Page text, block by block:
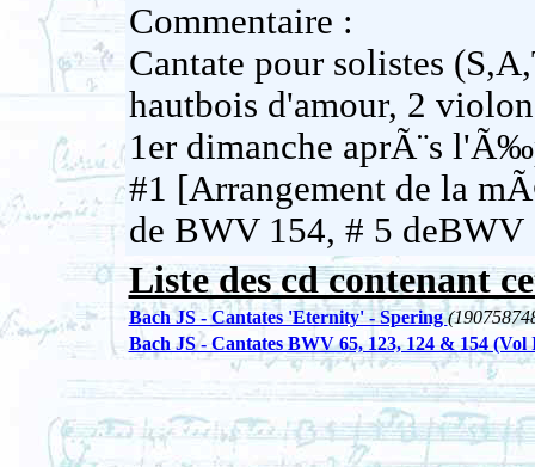
Commentaire :
Cantate pour solistes
hautbois d'amour, 2
1er dimanche aprÃ¨s
#1 [Arrangement de la
de BWV 154, # 5 deBWV
Liste des cd contenant
Bach JS - Cantates 'Eternity' - Spering
Bach JS - Cantates BWV 65, 123, 124 & 154